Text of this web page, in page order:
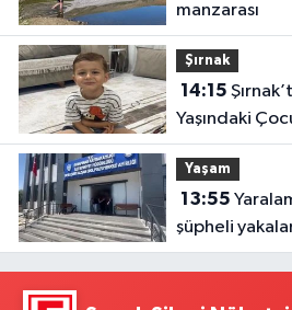
manzarası
Şırnak
14:15
Yaşındaki
Yaşam
13:55
şüpheli